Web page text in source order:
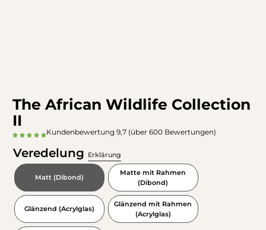
The African Wildlife Collection
II
Kundenbewertung 9,7 (über 600 Bewertungen)
Veredelung Erklärung
Matt (Dibond)
Matte mit Rahmen
(Dibond)
Glänzend (Acrylglas)
Glänzend mit Rahmen
(Acrylglas)